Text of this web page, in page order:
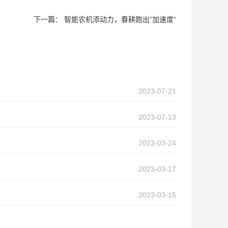
下一篇： 智能农机添动力，春耕跑出”加速度“
2023-07-21
2023-07-13
2023-03-24
2023-03-17
2023-03-15